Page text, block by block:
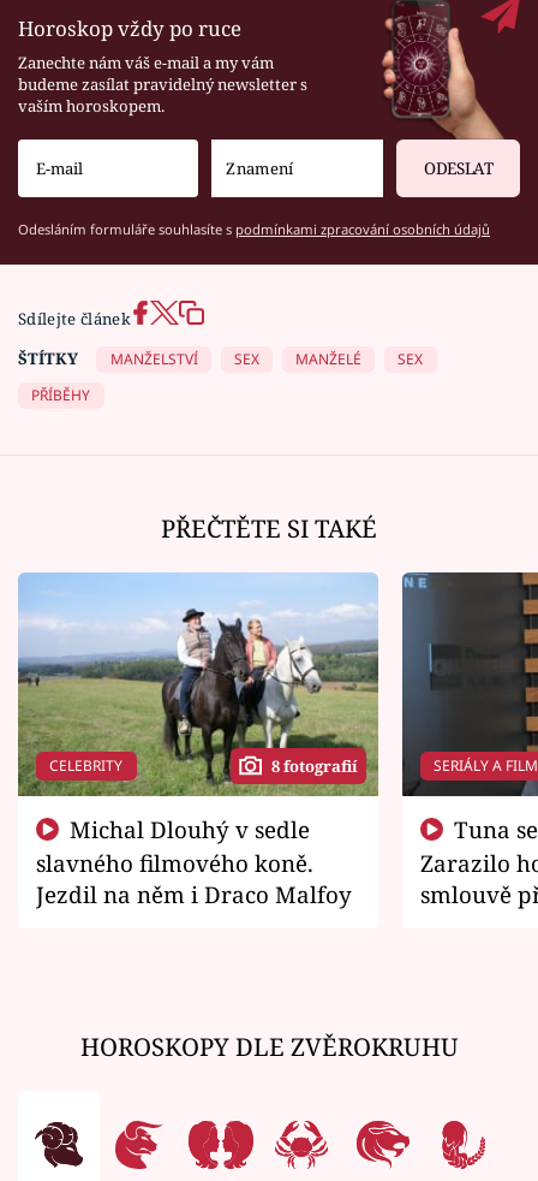
Horoskop vždy po ruce
Zanechte nám váš e-mail a my vám
budeme zasílat pravidelný newsletter s
vaším horoskopem.
ODESLAT
Odesláním formuláře souhlasíte s podmínkami zpracování osobních údajů
Sdílejte článek
ŠTÍTKY
MANŽELSTVÍ SEX MANŽELÉ
SEX
PŘÍBĚHY
PŘEČTĚTE SI TAKÉ
CELEBRITY 8 fotografií
slavného filmového koně.
Jezdil na něm i Draco Malfoy
SERIÁLY A
Zarazilo
smlouvě
HOROSKOPY DLE ZVĚROKRUHU